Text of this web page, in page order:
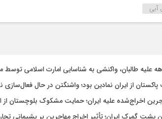
آبی
علیه طالبان، واکنشی به شناسایی امارت اسلامی
از ایران نمادین بود؛ واشنگتن در حال
اخراج‌شده علیه ایران؛ حمایت مشکوک بلوچستان از
گمرک ایران؛ تأثیر اخراج مهاجرین بر پشیمانی